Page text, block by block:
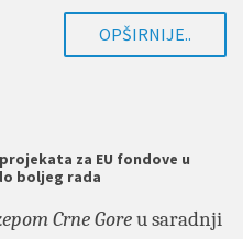
OPŠIRNIJE..
za EU fondove u
boljeg rada
Crne Goreu saradnji